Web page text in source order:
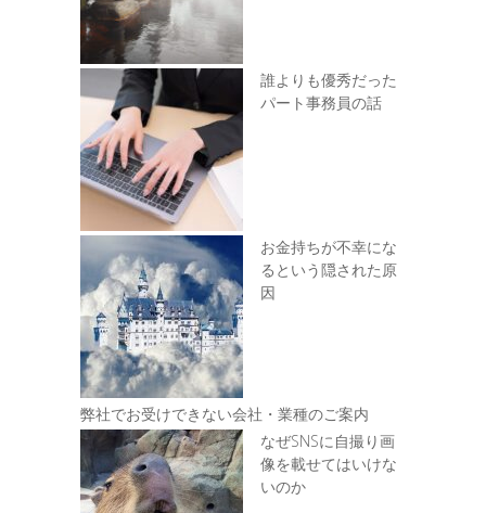
誰よりも優秀だった
パート事務員の話
お金持ちが不幸にな
るという隠された原
因
弊社でお受けできない会社・業種のご案内
なぜSNSに自撮り画
像を載せてはいけな
いのか